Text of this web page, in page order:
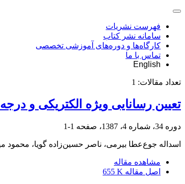
فهرست نشریات
سامانه نشر کتاب
کارگاه‌ها و دوره‌های آموزشی تخصصی
تماس با ما
English
تعداد مقالات: 1
تعیین رسانایی ویژه‌ الکتریکی و
دوره 34، شماره 4، 1387، صفحه 1-1
اسداله جوع‌عطا بیرمی، ناصر حسین‌زاده گویا، محمود
مشاهده مقاله
اصل مقاله 655 K